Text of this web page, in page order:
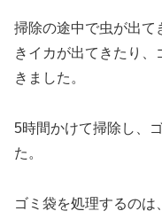
掃除の途中で虫が出て
きイカが出てきたり、
きました。
5時間かけて掃除し、
た。
ゴミ袋を処理するのは